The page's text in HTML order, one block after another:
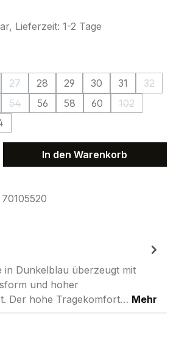
Lieferzeit: 1-2 Tage
27
(Diese Option ist zurzeit nicht verfügbar.)
28 29 30 31 32
(Diese
ist zurzeit nicht verfügbar.)
Option ist zurzeit nicht verfügbar.)
54
(Diese Option ist zurzeit nicht verfügbar.)
56 58 60 102
(Diese
Gib den
In den Warenkorb
70105520
in Dunkelblau überzeugt mit
und hoher
Der hohe Tragekomfort… Mehr